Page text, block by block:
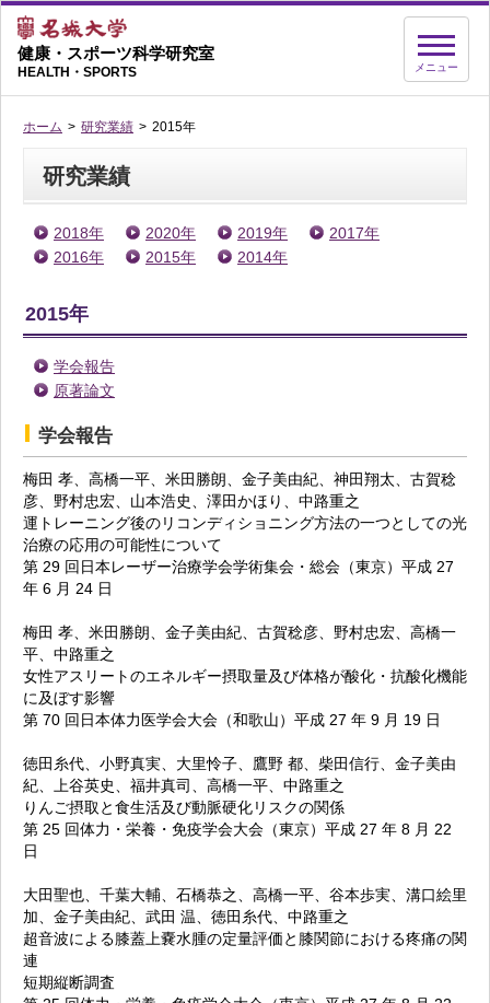
健康・スポーツ科学研究室
HEALTH・SPORTS メニュー
ホーム 研究業績 2015年
研究業績
2018年 2020年 2019年
2017年
2016年
2015年 2014年
2015年
学会報告
原著論文
学会報告
梅田 孝、高橋一平、米田勝朗、金子美由紀、神田翔太、古賀稔
彦、野村忠宏、山本浩史、澤田かほり、中路重之
運トレーニング後のリコンディショニング方法の一つとしての光
治療の応用の可能性について
第 29 回日本レーザー治療学会学術集会・総会（東京）平成 27
年 6 月 24 日
梅田 孝、米田勝朗、金子美由紀、古賀稔彦、野村忠宏、高橋一
平、中路重之
女性アスリートのエネルギー摂取量及び体格が酸化・抗酸化機能
に及ぼす影響
第 70 回日本体力医学会大会（和歌山）平成 27 年 9 月 19 日
徳田糸代、小野真実、大里怜子、鷹野 都、柴田信行、金子美由
紀、上谷英史、福井真司、高橋一平、中路重之
りんご摂取と食生活及び動脈硬化リスクの関係
第 25 回体力・栄養・免疫学会大会（東京）平成 27 年 8 月 22
日
大田聖也、千葉大輔、石橋恭之、高橋一平、谷本歩実、溝口絵里
加、金子美由紀、武田 温、徳田糸代、中路重之
超音波による膝蓋上嚢水腫の定量評価と膝関節における疼痛の関
連
短期縦断調査